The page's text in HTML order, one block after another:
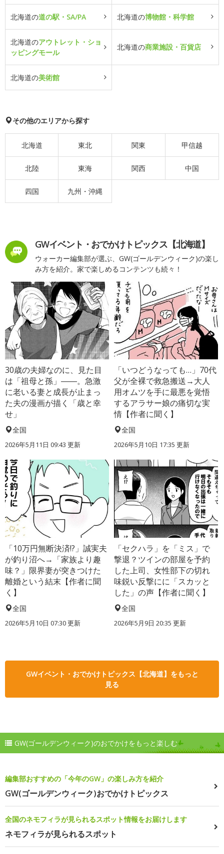
北海道の道の駅・SA/PA 北海道の博物館・科学館
北海道のアウトレット・ショ
ッピングモール
北海道の商業施設・百貨店
北海道の美術館
その他のエリアから探す
北海道 東北 関東 甲信越
北陸 東海 関西 中国
四国 九州・沖縄
GWイベント・おでかけトピックス【北海道】
ウォーカー編集部が選ぶ、GW(ゴールデンウィーク)の楽し
み方を紹介。家で楽しめるコンテンツも続々！
30歳の夫婦なのに、見た目
は「祖母と孫」――。急激
に老いる妻と成長が止まっ
た夫の漫画が描く「歳と幸
せ」
全国
2026年5月11日 09:43 更新
「いつどうなっても…」70代
父が全裸で救急搬送→大人
用オムツを手に最悪を覚悟
するアラサー娘の痛切な実
情【作者に聞く】
全国
2026年5月10日 17:35 更新
「10万円無断決済!?」誠実夫
が釣り沼へ→「家族より趣
味？」限界妻が突きつけた
離婚という結末【作者に聞
く】
全国
2026年5月10日 07:30 更新
「セクハラ」を「ミス」で
撃退？ツインの部屋を予約
した上司、女性部下の切れ
味鋭い反撃にに「スカッと
した」の声【作者に聞く】
全国
2026年5月9日 20:35 更新
GWイベント・おでかけトピックス【北海道】をもっと
見る
GW(ゴールデンウィーク)のおでかけをもっと楽しむ
編集部おすすめの「今年のGW」の楽しみ方を紹介
GW(ゴールデンウィーク)おでかけトピックス
全国のネモフィラが見られるスポット情報をお届けします
ネモフィラが見られるスポット